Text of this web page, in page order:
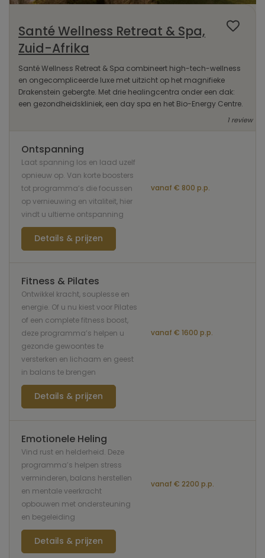
Santé Wellness Retreat & Spa,
Zuid-Afrika
Santé Wellness Retreat & Spa combineert high-tech-wellness
en ongecompliceerde luxe met uitzicht op het magnifieke
Drakenstein gebergte. Met drie healingcentra onder een dak:
een gezondheidskliniek, een day spa en het Bio-Energy Centre.
1 review
Ontspanning
Laat spanning los en laad uzelf
opnieuw op. Van korte boosters
tot programma’s die focussen
op vernieuwing en vitaliteit, hier
vindt u ultieme ontspanning
vanaf € 800 p.p.
Details & prijzen
Fitness & Pilates
Ontwikkel kracht, souplesse en
energie. Of u nu kiest voor Pilates
of een complete fitness boost,
deze programma’s helpen u
gezonde gewoontes te
versterken en lichaam en geest
in balans te brengen
vanaf € 1600 p.p.
Details & prijzen
Emotionele Heling
Vind rust en helderheid. Deze
programma’s helpen stress
verminderen, balans herstellen
en mentale veerkracht
opbouwen met ondersteuning
en begeleiding
vanaf € 2200 p.p.
Details & prijzen